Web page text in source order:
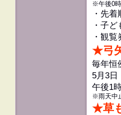
※午後0時
・先着
・子ど
・観
★弓
毎年恒
5月3日
午後1
※雨天中
★草